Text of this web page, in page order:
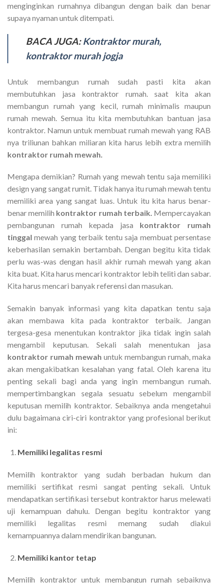
menginginkan rumahnya dibangun dengan baik dan benar
supaya nyaman untuk ditempati.
BACA JUGA:Kontraktor murah,
kontraktor murah jogja
Untuk membangun rumah sudah pasti kita akan
membutuhkan jasa kontraktor rumah. saat kita akan
membangun rumah yang kecil, rumah minimalis maupun
rumah mewah. Semua itu kita membutuhkan bantuan jasa
kontraktor. Namun untuk membuat rumah mewah yang RAB
nya triliunan bahkan miliaran kita harus lebih extra memilih
kontraktor rumah mewah.
Mengapa demikian? Rumah yang mewah tentu saja memiliki
design yang sangat rumit. Tidak hanya itu rumah mewah tentu
memiliki area yang sangat luas. Untuk itu kita harus benar-
benar memilih kontraktor rumah terbaik. Mempercayakan
pembangunan rumah kepada jasa kontraktor rumah
tinggalmewah yang terbaik tentu saja membuat persentase
keberhasilan semakin bertambah. Dengan begitu kita tidak
perlu was-was dengan hasil akhir rumah mewah yang akan
kita buat. Kita harus mencari kontraktor lebih teliti dan sabar.
Kita harus mencari banyak referensi dan masukan.
Semakin banyak informasi yang kita dapatkan tentu saja
akan membawa kita pada kontraktor terbaik. Jangan
tergesa-gesa menentukan kontraktor jika tidak ingin salah
mengambil keputusan. Sekali salah menentukan jasa
kontraktor rumah mewah untuk membangun rumah, maka
akan mengakibatkan kesalahan yang fatal. Oleh karena itu
penting sekali bagi anda yang ingin membangun rumah.
mempertimbangkan segala sesuatu sebelum mengambil
keputusan memilih kontraktor. Sebaiknya anda mengetahui
dulu bagaimana ciri-ciri kontraktor yang profesional berikut
ini:
Memiliki legalitas resmi
Memilih kontraktor yang sudah berbadan hukum dan
memiliki sertifikat resmi sangat penting sekali. Untuk
mendapatkan sertifikasi tersebut kontraktor harus melewati
uji kemampuan dahulu. Dengan begitu kontraktor yang
memiliki legalitas resmi memang sudah diakui
kemampuannya dalam mendirikan bangunan.
Memiliki kantor tetap
Memilih kontraktor untuk membangun rumah sebaiknya